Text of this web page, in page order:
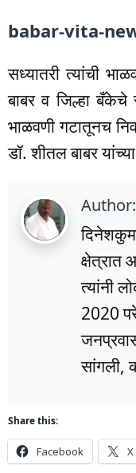
babar-vita-
सध्यातरी त्यांची
बाबर व जिल्हा
भाळवणी गटातूनच
डॉ. शीतल बाबर
Author:
क्षेत्रात
त्यांनी
2020
सांगली,
Share this:
Facebook X